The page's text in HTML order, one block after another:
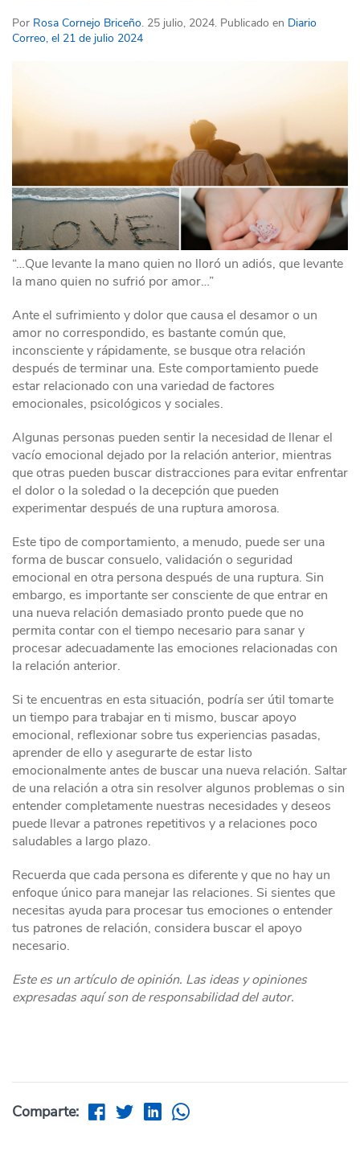
Por Rosa Cornejo Briceño. 25 julio, 2024. Publicado en Diario
Correo, el 21 de julio 2024
“…Que levante la mano quien no lloró un adiós, que levante
la mano quien no sufrió por amor…”
Ante el sufrimiento y dolor que causa el desamor o un
amor no correspondido, es bastante común que,
inconsciente y rápidamente, se busque otra relación
después de terminar una. Este comportamiento puede
estar relacionado con una variedad de factores
emocionales, psicológicos y sociales.
Algunas personas pueden sentir la necesidad de llenar el
vacío emocional dejado por la relación anterior, mientras
que otras pueden buscar distracciones para evitar enfrentar
el dolor o la soledad o la decepción que pueden
experimentar después de una ruptura amorosa.
Este tipo de comportamiento, a menudo, puede ser una
forma de buscar consuelo, validación o seguridad
emocional en otra persona después de una ruptura. Sin
embargo, es importante ser consciente de que entrar en
una nueva relación demasiado pronto puede que no
permita contar con el tiempo necesario para sanar y
procesar adecuadamente las emociones relacionadas con
la relación anterior.
Si te encuentras en esta situación, podría ser útil tomarte
un tiempo para trabajar en ti mismo, buscar apoyo
emocional, reflexionar sobre tus experiencias pasadas,
aprender de ello y asegurarte de estar listo
emocionalmente antes de buscar una nueva relación. Saltar
de una relación a otra sin resolver algunos problemas o sin
entender completamente nuestras necesidades y deseos
puede llevar a patrones repetitivos y a relaciones poco
saludables a largo plazo.
Recuerda que cada persona es diferente y que no hay un
enfoque único para manejar las relaciones. Si sientes que
necesitas ayuda para procesar tus emociones o entender
tus patrones de relación, considera buscar el apoyo
necesario.
Este es un artículo de opinión. Las ideas y opiniones
expresadas aquí son de responsabilidad del autor.
Comparte: